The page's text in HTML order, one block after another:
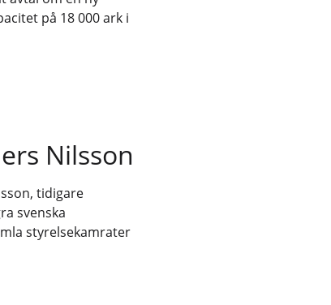
på 18 000 ark i
Nilsson
tidigare
svenska
styrelsekamrater